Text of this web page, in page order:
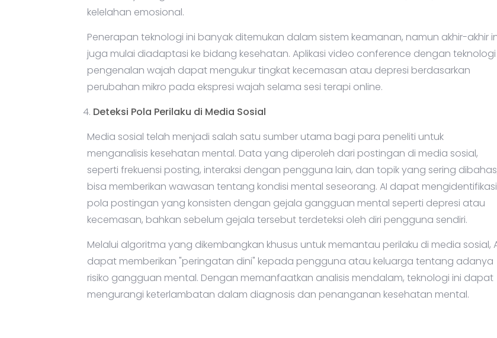
telah banyak digunakan untuk mendeteksi tanda-tanda kecemasan, stres, atau bahkan
Penerapan teknologi ini banyak ditemukan dalam sistem keamanan, namun akhir-akhir ini
juga mulai diadaptasi ke bidang kesehatan. Aplikasi video conference dengan teknologi
pengenalan wajah dapat mengukur tingkat kecemasan atau depresi berdasarkan
Media sosial telah menjadi salah satu sumber utama bagi para peneliti untuk
menganalisis kesehatan mental. Data yang diperoleh dari postingan di media sosial,
seperti frekuensi posting, interaksi dengan pengguna lain, dan topik yang sering dibahas,
bisa memberikan wawasan tentang kondisi mental seseorang. AI dapat mengidentifikasi
pola postingan yang konsisten dengan gejala gangguan mental seperti depresi atau
Melalui algoritma yang dikembangkan khusus untuk memantau perilaku di media sosial, AI
dapat memberikan "peringatan dini" kepada pengguna atau keluarga tentang adanya
risiko gangguan mental. Dengan memanfaatkan analisis mendalam, teknologi ini dapat